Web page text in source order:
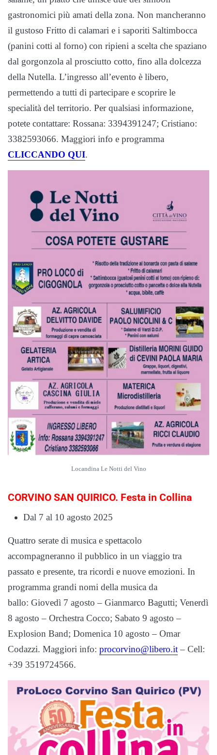
gastronomici più amati della zona. Non mancheranno
il gustoso Fritto di calamari e i saporiti Saltimbocca
(panini cotti al forno) con ripieni a scelta che spaziano
dal gorgonzola al prosciutto cotto, fino alla dolcezza
della Nutella. L’ingresso all’evento è libero,
permettendo a tutti di partecipare e scoprire le
specialità del territorio. Per qualsiasi informazione,
potete contattare: Rossana: 3394391247; Cristiano:
3382593066. Maggiori info e programma
CLICCANDO QUI.
Locandina Le Notti del Vino
CORVINO SAN QUIRICO. Festa in Collina
Dal 7 al 10 agosto 2025
Quattro serate di musica e spettacolo
accompagneranno il pubblico in un viaggio tra
passato e presente, tra ricordi e nuove emozioni. In
programma grandi nomi della musica da
ballo: Giovedì 7 agosto – Gianmarco Bagutti; Venerdì
8 agosto – Orchestra Cocco; Sabato 9 agosto –
Explosion Band; Domenica 10 agosto – Omar
Codazzi. Maggiori info: procorvino@libero.it– Cell:
+39 3519724566.